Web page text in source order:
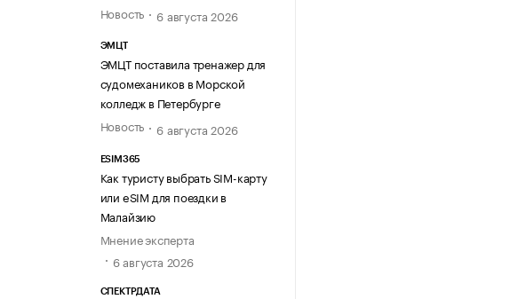
Новость
6 августа 2026
ЭМЦТ
ЭМЦТ поставила тренажер для
судомехаников в Морской
колледж в Петербурге
Новость
6 августа 2026
ESIM365
Как туристу выбрать SIM-карту
или eSIM для поездки в
Малайзию
Мнение эксперта
6 августа 2026
СПЕКТРДАТА